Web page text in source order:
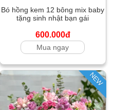
Bó hồng kem 12 bông mix baby
tặng sinh nhật bạn gái
600.000đ
Mua ngay
NEW